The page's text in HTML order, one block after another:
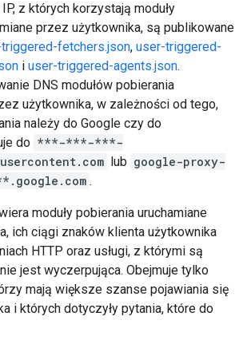
z których korzystają moduły
przez użytkownika, są publikowane
fetchers.json, user-triggered-
i user-triggered-agents.json.
DNS modułów pobierania
użytkownika, w zależności od tego,
należy do Google czy do
do ***-***-***-
lub google-proxy-
.
moduły pobierania uruchamiane
ich ciągi znaków klienta użytkownika
HTTP oraz usługi, z którymi są
jest wyczerpująca. Obejmuje tylko
mają większe szanse pojawiania się
i których dotyczyły pytania, które do